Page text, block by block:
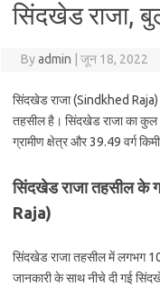
सिंदखेड राजा,
Byadmin जून 18, 2022
सिंदखेड राजा (Sindkhed Raja)
तहसील है। सिंदखेड राजा का कुल
ग्रामीण क्षेत्र और 39.49 वर्ग
सिंदखेड राजा तहसील के
Raja)
सिंदखेड राजा तहसील में लगभग
जानकारी के साथ नीचे दी गई